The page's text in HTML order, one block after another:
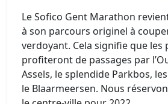
Le Sofico Gent Marathon
à son parcours originel à
verdoyant. Cela signifie que les
profiteront de passages par
Assels, le splendide Parkbos,
le Blaarmeersen. Nous